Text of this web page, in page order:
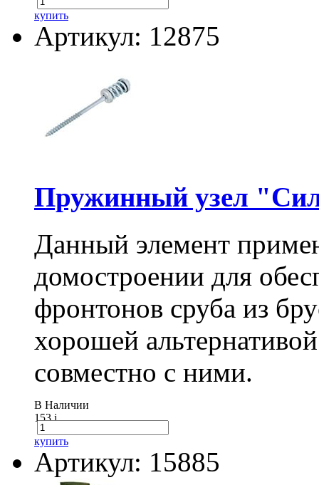
купить
Артикул: 12875
Пружинный узел
Данный элемент
домостроении для
фронтонов сруба из
хорошей
совместно с ними.
В Наличии
153i
купить
Артикул: 15885